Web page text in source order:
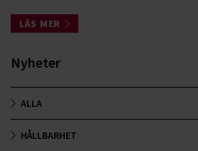
LÄS MER
Nyheter
ALLA
HÅLLBARHET